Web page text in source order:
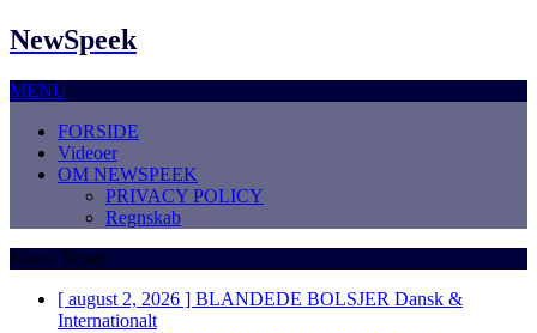
NewSpeek
MENU
FORSIDE
Videoer
OM NEWSPEEK
PRIVACY POLICY
Regnskab
News Ticker
[ august 2, 2026 ] BLANDEDE BOLSJER Dansk &
Internationalt